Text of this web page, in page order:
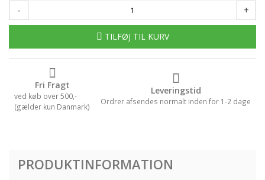
- +
TILFØJ TIL KURV
Fri Fragt
ved køb over 500,-
(gælder kun Danmark)
Leveringstid
Ordrer afsendes normalt inden for 1-2 dage
PRODUKTINFORMATION